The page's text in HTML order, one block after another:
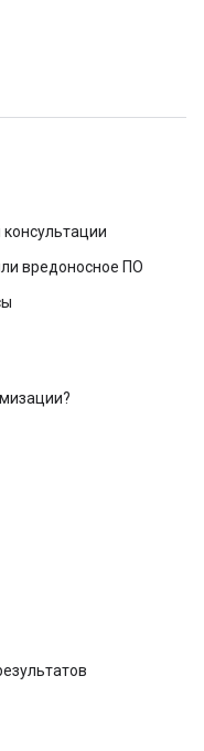
вредоносное ПО